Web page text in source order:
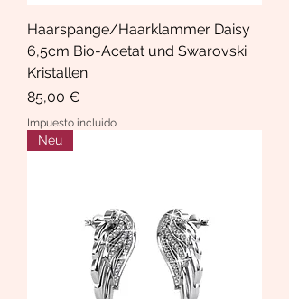
Haarspange/Haarklammer Daisy
6,5cm Bio-Acetat und Swarovski
Kristallen
Precio
85,00 €
Impuesto incluido
Neu